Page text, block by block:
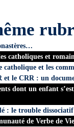
catholiques et
catholique et les
le CRR : un
dont un enfant
: le trouble
de Verbe de